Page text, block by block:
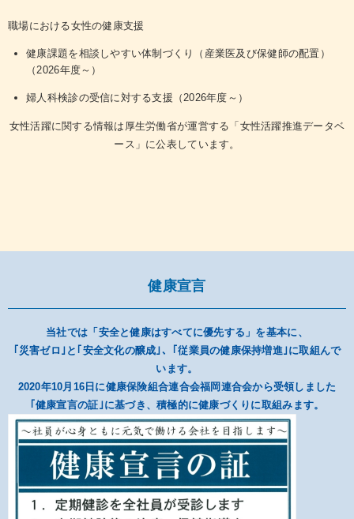
職場における女性の健康支援
健康課題を相談しやすい体制づくり（産業医及び保健師の配置）
（2026年度～）
婦人科検診の受信に対する支援（2026年度～）
女性活躍に関する情報は厚生労働省が運営する「女性活躍推進データベ
ース」に公表しています。
健康宣言
当社では「安全と健康はすべてに優先する」を基本に、
｢災害ゼロ｣と｢安全文化の醸成｣、｢従業員の健康保持増進｣に取組んで
います。
2020年10月16日に健康保険組合連合会福岡連合会から受領しました
｢健康宣言の証｣に基づき、積極的に健康づくりに取組みます。